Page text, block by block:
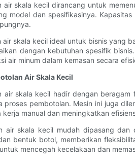
air skala kecil dirancang untuk
model dan spesifikasinya.
air skala kecil ideal untuk bisnis yang
dengan kebutuhan spesifik
air minum dalam kemasan secara
Air Skala Kecil
air skala kecil hadir dengan
proses pembotolan. Mesin ini juga
manual dan meningkatkan
air skala kecil mudah dipasang
bentuk botol, memberikan
mencegah kecelakaan dan